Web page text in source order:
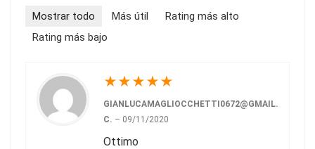
Mostrar todo Más útil
Rating más alto
Rating más bajo
★★★★★
GIANLUCAMAGLIOCCHETTI0672@GMAIL.
C. – 09/11/2020
Ottimo